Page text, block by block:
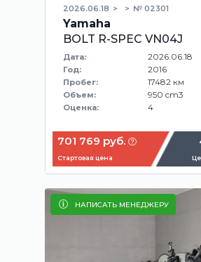
2026.06.18 № 02301
Yamaha
BOLT R-SPEC VN04J
Дата: 2026.06.18
Год: 2016
Пробег: 17482 км
Объем: 950 cm3
Оценка: 4
701 769 руб.
Стартовая цена
НАПИСАТЬ МЕНЕДЖЕРУ